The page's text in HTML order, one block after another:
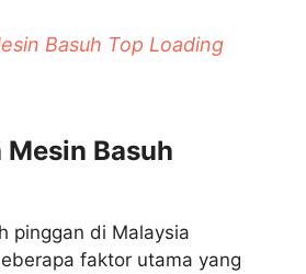
Basuh Top Loading
Basuh
pinggan di Malaysia
faktor utama yang